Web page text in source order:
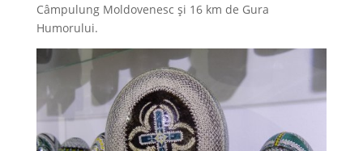
Câmpulung Moldovenesc şi 16 km de Gura
Humorului.